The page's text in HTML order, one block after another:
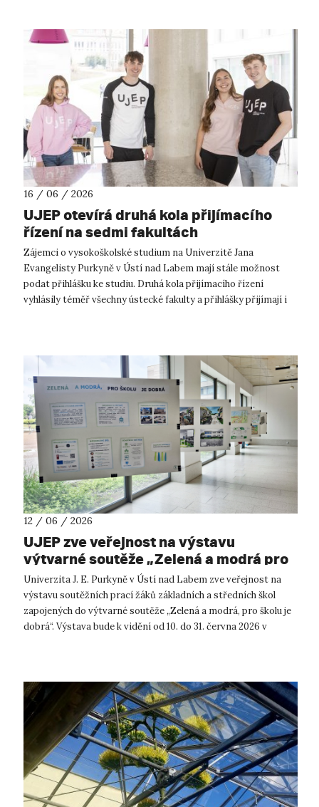
16 / 06 / 2026
UJEP otevírá druhá kola přijímacího
řízení na sedmi fakultách
Zájemci o vysokoškolské studium na Univerzitě Jana
Evangelisty Purkyně v Ústí nad Labem mají stále možnost
podat přihlášku ke studiu. Druhá kola přijímacího řízení
vyhlásily téměř všechny ústecké fakulty a přihlášky přijímají i
12 / 06 / 2026
UJEP zve veřejnost na výstavu
výtvarné soutěže „Zelená a modrá pro
školu je dobrá”
Univerzita J. E. Purkyně v Ústí nad Labem zve veřejnost na
výstavu soutěžních prací žáků základních a středních škol
zapojených do výtvarné soutěže „Zelená a modrá, pro školu je
dobrá“. Výstava bude k vidění od 10. do 31. června 2026 v